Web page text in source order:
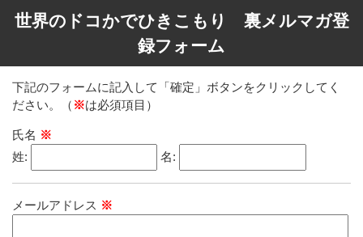
世界のドコかでひきこもり 裏メルマガ登
録フォーム
下記のフォームに記入して「確定」ボタンをクリックしてく
ださい。（ ※は必須項目）
氏名 ※
姓:
名:
メールアドレス ※